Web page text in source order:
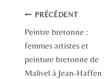
Navigation
de
l’article
PRÉCÉDENT
Peintre bretonne :
femmes artistes et
peinture bretonne de
Malivel à Jean-Haffen